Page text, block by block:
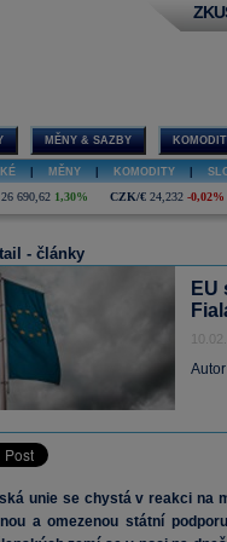
MĚNY & SAZBY
MĚNY KOMODITY
26 690,62 1,30% CZK/€ 24,232 -0,02%
- články
EU
unie se chystá v reakci na
a omezenou státní